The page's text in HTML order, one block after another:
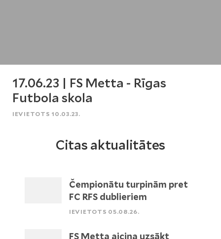
17.06.23 | FS Metta - Rīgas
Futbola skola
IEVIETOTS 10.03.23.
Citas aktualitātes
Čempionātu turpinām pret
FC RFS dublieriem
IEVIETOTS 05.08.26.
FS Metta aicina uzsākt